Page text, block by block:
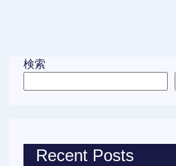
検索
Recent Posts